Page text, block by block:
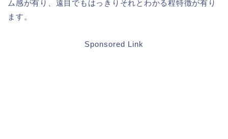
ム感が有り、遠目でもはっきりそれとわかる程特徴が有り
ます。
Sponsored Link